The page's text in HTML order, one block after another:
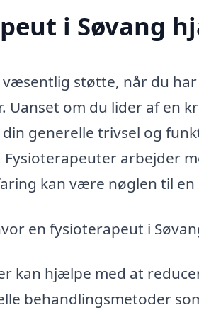
i Søvang
støtte, når du
om du lider af en
generelle trivsel og
arbejder
kan være nøglen til en
en fysioterapeut i
kan hjælpe med at
behandlingsmetoder